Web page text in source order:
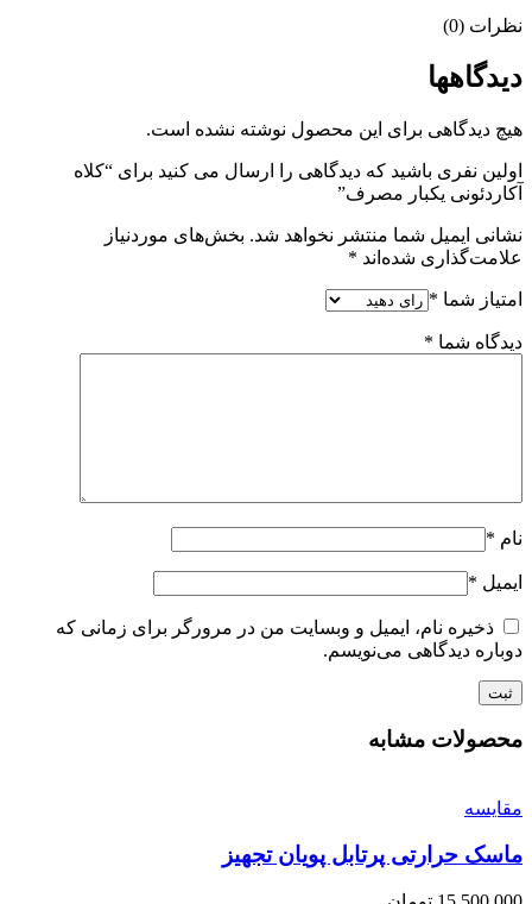
نظرات (0)
دیدگاهها
هیچ دیدگاهی برای این محصول نوشته نشده است.
اولین نفری باشید که دیدگاهی را ارسال می کنید برای “کلاه
آکاردئونی یکبار مصرف”
نشانی ایمیل شما منتشر نخواهد شد. بخش‌های موردنیاز
علامت‌گذاری شده‌اند *
امتیاز شما *
دیدگاه شما *
نام *
ایمیل *
ذخیره نام، ایمیل و وبسایت من در مرورگر برای زمانی که
دوباره دیدگاهی می‌نویسم.
محصولات مشابه
مقايسه
ماسک حرارتی پرتابل پویان تجهیز